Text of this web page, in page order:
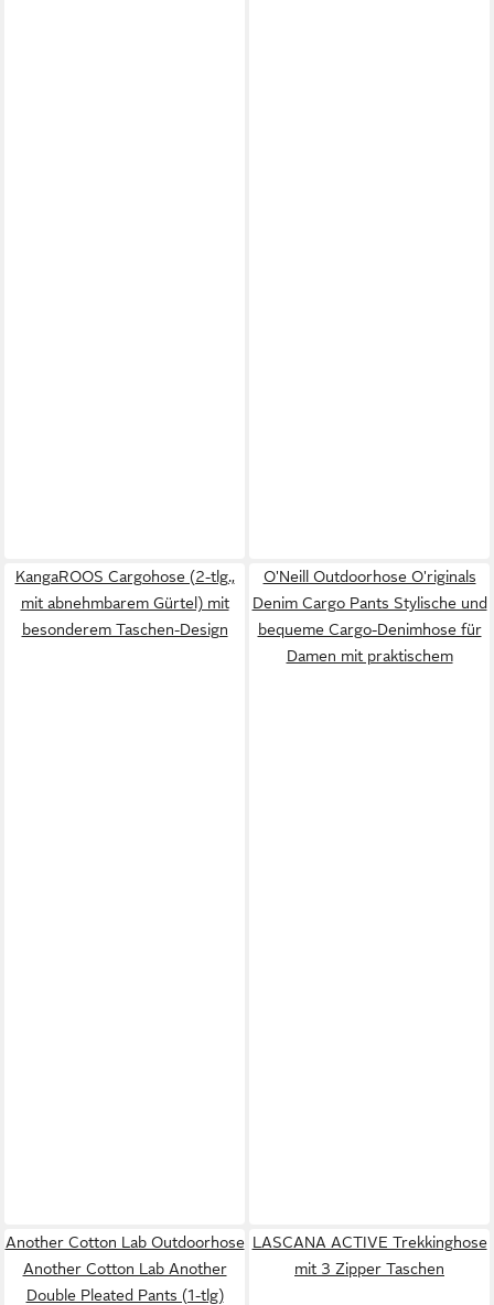
KangaROOS Cargohose (2-tlg.,
mit abnehmbarem Gürtel) mit
besonderem Taschen-Design
O'Neill Outdoorhose O'riginals
Denim Cargo Pants Stylische und
bequeme Cargo-Denimhose für
Damen mit praktischem
Another Cotton Lab Outdoorhose
Another Cotton Lab Another
Double Pleated Pants (1-tlg)
LASCANA ACTIVE Trekkinghose
mit 3 Zipper Taschen